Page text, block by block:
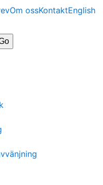
Om ossKontaktEnglish